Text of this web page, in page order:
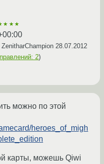
28.07.2012
2)
можно по этой
heroes_of_migh
карты, можешь Qiwi